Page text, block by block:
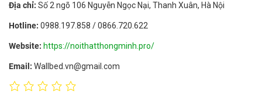
Địa chỉ: Số 2 ngõ 106 Nguyễn Ngọc Nại, Thanh Xuân, Hà Nội
Hotline: 0988.197.858 / 0866.720.622
Website: https://noithatthongminh.pro/
Email: Wallbed.vn@gmail.com